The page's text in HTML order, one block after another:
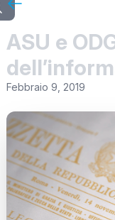
ASU e
Febbraio 9, 2019